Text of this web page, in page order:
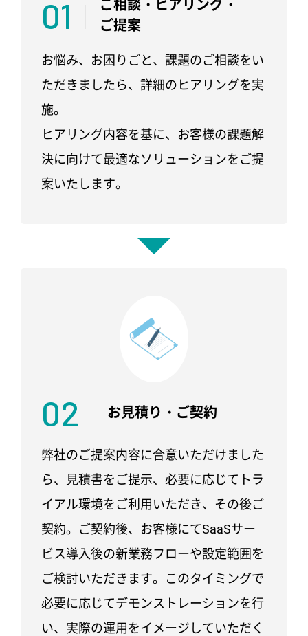
01 ご相談・ ヒアリング・
ご提案
お悩み、お困りごと、課題のご相談をい
ただきましたら、詳細のヒアリングを実
施。
ヒアリング内容を基に、お客様の課題解
決に向けて最適なソリューションをご提
案いたします。
02 お見積り・ ご契約
弊社のご提案内容に合意いただけました
ら、見積書をご提示、必要に応じてトラ
イアル環境をご利用いただき、その後ご
契約。ご契約後、お客様にてSaaSサー
ビス導入後の新業務フローや設定範囲を
ご検討いただきます。このタイミングで
必要に応じてデモンストレーションを行
い、実際の運用をイメージしていただく